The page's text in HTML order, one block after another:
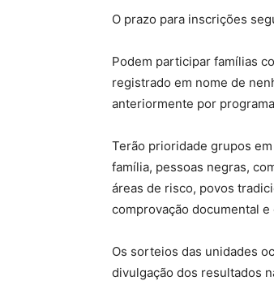
O prazo para inscrições
Podem participar famílias
registrado em nome de
anteriormente por
Terão prioridade grupos
família, pessoas negras,
áreas de risco, povos
comprovação documental
Os sorteios das unidades
divulgação dos resultados